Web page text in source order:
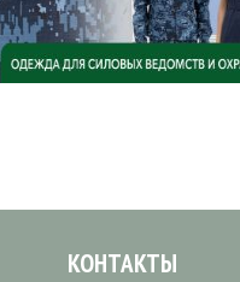
КОНТАКТЫ